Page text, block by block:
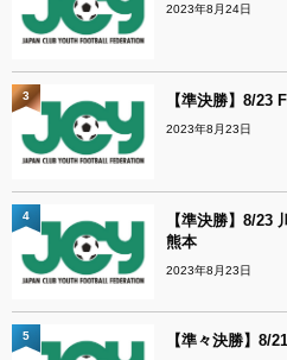
2023年8月24日
【準決勝】8/23
2023年8月23日
3
【準決勝】8/23
熊本
2023年8月23日
4
【準々決勝】8/
5